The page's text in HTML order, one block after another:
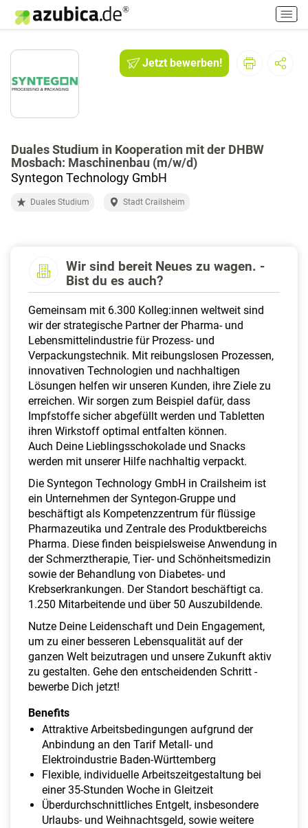
H
a
p
Jetzt bewerben!
Duales Studium in Kooperation mit der DHBW
Mosbach: Maschinenbau (m/w/d)
Syntegon Technology GmbH
Duales Studium Stadt Crailsheim
Wir sind bereit Neues zu wagen. -
Bist du es auch?
Gemeinsam mit 6.300 Kolleg:innen weltweit sind
wir der strategische Partner der Pharma- und
Lebensmittelindustrie für Prozess- und
Verpackungstechnik. Mit reibungslosen Prozessen,
innovativen Technologien und nachhaltigen
Lösungen helfen wir unseren Kunden, ihre Ziele zu
erreichen. Wir sorgen zum Beispiel dafür, dass
Impfstoffe sicher abgefüllt werden und Tabletten
ihren Wirkstoff optimal entfalten können.
Auch Deine Lieblingsschokolade und Snacks
werden mit unserer Hilfe nachhaltig verpackt.
Die Syntegon Technology GmbH in Crailsheim ist
ein Unternehmen der Syntegon-Gruppe und
beschäftigt als Kompetenzzentrum für flüssige
Pharmazeutika und Zentrale des Produktbereichs
Pharma. Diese finden beispielsweise Anwendung in
der Schmerztherapie, Tier- und Schönheitsmedizin
sowie der Behandlung von Diabetes- und
Krebserkrankungen. Der Standort beschäftigt ca.
1.250 Mitarbeitende und über 50 Auszubildende.
Nutze Deine Leidenschaft und Dein Engagement,
um zu einer besseren Lebensqualität auf der
ganzen Welt beizutragen und unsere Zukunft aktiv
zu gestalten. Gehe den entscheidenden Schritt -
bewerbe Dich jetzt!
Benefits
Attraktive Arbeitsbedingungen aufgrund der
Anbindung an den Tarif Metall- und
Elektroindustrie Baden-Württemberg
Flexible, individuelle Arbeitszeitgestaltung bei
einer 35-Stunden Woche in Gleitzeit
Überdurchschnittliches Entgelt, insbesondere
Urlaubs- und Weihnachtsgeld, sowie weitere